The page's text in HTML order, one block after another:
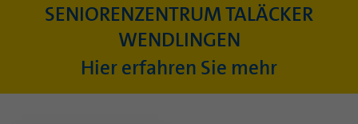
SENIORENZENTRUM TALÄCKER
WENDLINGEN
Hier erfahren Sie mehr